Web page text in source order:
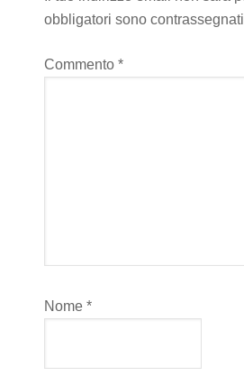
obbligatori sono contrassegnati
Commento *
Nome *